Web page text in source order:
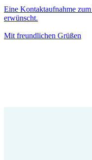
Eine Kontaktaufnahme
erwünscht.
Mit freundlichen Grüßen